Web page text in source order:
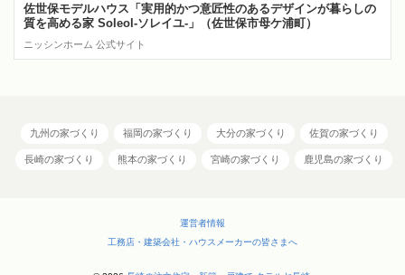
佐世保モデルハウス「実用的かつ意匠性のあるデザインが暮らしの
質を高める家 Soleol‐ソレイユ‐」（佐世保市母ケ浦町）
ニッシンホーム 公式サイト
九州の家づくり 福岡の家づくり 大分の家づくり 佐賀の家づくり
長崎の家づくり 熊本の家づくり 宮崎の家づくり 鹿児島の家づくり
運営者情報
工務店・建築会社・ハウスメーカーの皆さまへ